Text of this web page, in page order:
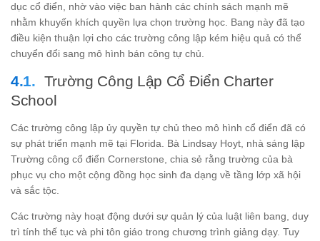
dục cổ điển, nhờ vào việc ban hành các chính sách mạnh mẽ
nhằm khuyến khích quyền lựa chọn trường học. Bang này đã tạo
điều kiện thuận lợi cho các trường công lập kém hiệu quả có thể
chuyển đổi sang mô hình bán công tự chủ.
Trường Công Lập Cổ Điển Charter
School
Các trường công lập ủy quyền tự chủ theo mô hình cổ điển đã có
sự phát triển mạnh mẽ tại Florida. Bà Lindsay Hoyt, nhà sáng lập
Trường công cổ điển Cornerstone, chia sẻ rằng trường của bà
phục vụ cho một cộng đồng học sinh đa dạng về tầng lớp xã hội
và sắc tộc.
Các trường này hoạt động dưới sự quản lý của luật liên bang, duy
trì tính thế tục và phi tôn giáo trong chương trình giảng dạy. Tuy